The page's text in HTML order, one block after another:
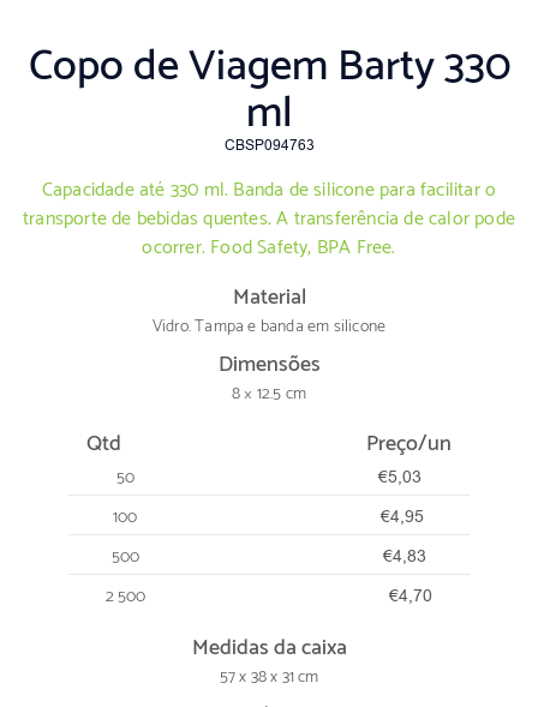
Copo de Viagem Barty 330
ml
CBSP094763
Capacidade até 330 ml. Banda de silicone para facilitar o
transporte de bebidas quentes. A transferência de calor pode
ocorrer. Food Safety, BPA Free.
Material
Vidro. Tampa e banda em silicone
Dimensões
8 × 12.5 cm
Qtd Preço/un
50 €5,03
100 €4,95
500 €4,83
2 500 €4,70
Medidas da caixa
57 x 38 x 31 cm